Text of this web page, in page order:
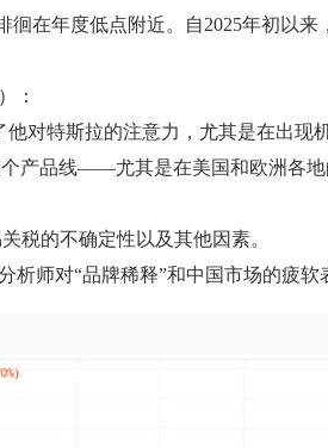
在年度低点附近。自2025年初以
：
对特斯拉的注意力，尤其是在出现
产品线——尤其是在美国和欧洲各地
税的不确定性以及其他因素。
师对“品牌稀释”和中国市场的疲